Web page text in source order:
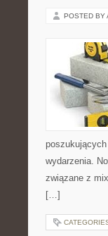
POSTED BY
wydarzenia.
związane z
[…]